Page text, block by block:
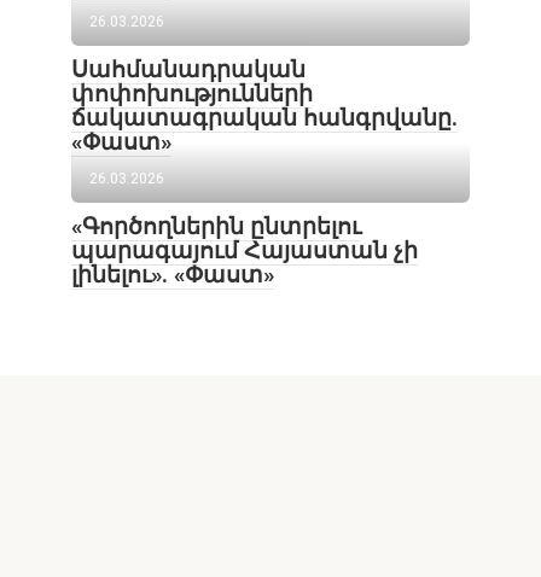
26.03.2026
Սահմանադրական
փոփոխությունների
ճակատագրական հանգրվանը.
«Փաստ»
26.03.2026
«Գործողներին ընտրելու
պարագայում Հայաստան չի
լինելու». «Փաստ»